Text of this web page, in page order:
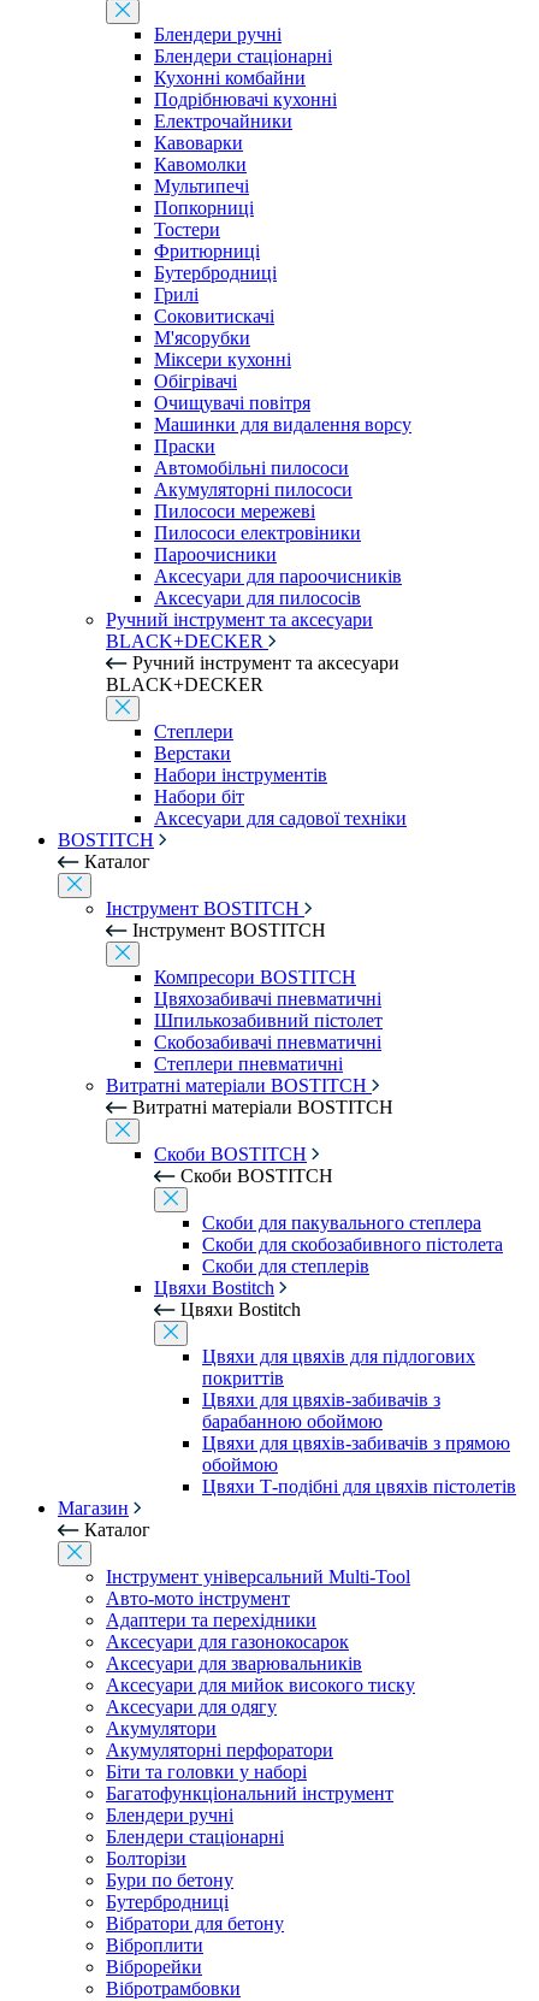
Блендери ручні
Блендери стаціонарні
Кухонні комбайни
Подрібнювачі кухонні
Електрочайники
Кавоварки
Кавомолки
Мультипечі
Попкорниці
Тостери
Фритюрниці
Бутербродниці
Грилі
Соковитискачі
М'ясорубки
Міксери кухонні
Обігрівачі
Очищувачі повітря
Машинки для видалення ворсу
Праски
Автомобільні пилососи
Акумуляторні пилососи
Пилососи мережеві
Пилососи електровіники
Пароочисники
Аксесуари для пароочисників
Аксесуари для пилососів
Ручний інструмент та аксесуари
BLACK+DECKER
Ручний інструмент та аксесуари
BLACK+DECKER
Степлери
Верстаки
Набори інструментів
Набори біт
Аксесуари для садової техніки
BOSTITCH
Каталог
Інструмент BOSTITCH
Інструмент BOSTITCH
Компресори BOSTITCH
Цвяхозабивачі пневматичні
Шпилькозабивний пістолет
Скобозабивачі пневматичні
Степлери пневматичні
Витратні матеріали BOSTITCH
Витратні матеріали BOSTITCH
Скоби BOSTITCH
Скоби BOSTITCH
Скоби для пакувального степлера
Скоби для скобозабивного пістолета
Скоби для степлерів
Цвяхи Bostitch
Цвяхи Bostitch
Цвяхи для цвяхів для підлогових
покриттів
Цвяхи для цвяхів-забивачів з
барабанною обоймою
Цвяхи для цвяхів-забивачів з прямою
обоймою
Цвяхи Т-подібні для цвяхів пістолетів
Магазин
Каталог
Інструмент універсальний Multi-Tool
Авто-мото інструмент
Адаптери та перехідники
Аксесуари для газонокосарок
Аксесуари для зварювальників
Аксесуари для мийок високого тиску
Аксесуари для одягу
Акумулятори
Акумуляторні перфоратори
Біти та головки у наборі
Багатофункціональний інструмент
Блендери ручні
Блендери стаціонарні
Болторізи
Бури по бетону
Бутербродниці
Вібратори для бетону
Віброплити
Віброрейки
Вібротрамбовки